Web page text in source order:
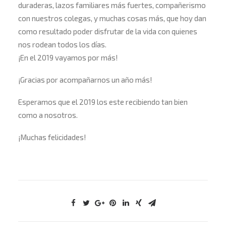
duraderas, lazos familiares más fuertes, compañerismo
con nuestros colegas, y muchas cosas más, que hoy dan
como resultado poder disfrutar de la vida con quienes
nos rodean todos los días.
¡En el 2019 vayamos por más!
¡Gracias por acompañarnos un año más!
Esperamos que el 2019 los este recibiendo tan bien
como a nosotros.
¡Muchas felicidades!